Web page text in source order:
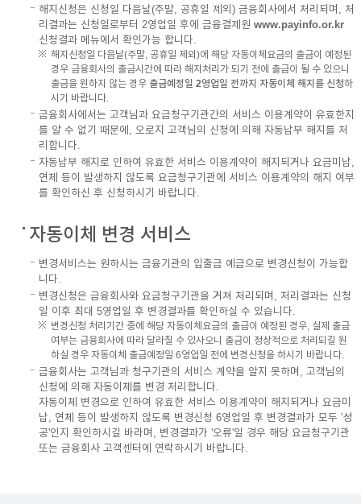
해지신청은 신청일 다음날(주말, 공휴일 제외) 금융회사에서 처리되며, 처
리결과는 신청일로부터 2영업일 후에 금융결제원 www.payinfo.or.kr
신청결과 메뉴에서 확인가능 합니다.
해지신청일 다음날(주말, 공휴일 제외)에 해당 자동이체요금의 출금이 예정된
경우 금융회사의 출금시간에 따라 해지처리가 되기 전에 출금이 될 수 있으니
출금을 원하지 않는 경우 출금예정일 2영업일 전까지 자동이체 해지를 신청하
시기 바랍니다.
금융회사에서는 고객님과 요금청구기관간의 서비스 이용계약이 유효한지
를 알 수 없기 때문에, 오로지 고객님의 신청에 의해 자동납부 해지를 처
리합니다.
자동납부 해지로 인하여 유효한 서비스 이용계약이 해지되거나 요금미납,
연체 등이 발생하지 않도록 요금청구기관에 서비스 이용계약의 해지 여부
를 확인하신 후 신청하시기 바랍니다.
자동이체 변경 서비스
변경서비스는 원하시는 금융기관의 입출금 예금으로 변경신청이 가능합
니다.
변경신청은 금융회사와 요금청구기관을 거쳐 처리되며, 처리결과는 신청
일 이후 최대 5영업일 후 변경결과를 확인하실 수 있습니다.
변경신청 처리기간 중에 해당 자동이체요금의 출금이 예정된 경우, 실제 출금
여부는 금융회사에 따라 달라질 수 있사오니 출금이 정상적으로 처리되길 원
하실 경우 자동이체 출금예정일 6영업일 전에 변경신청을 하시기 바랍니다.
금융회사는 고객님과 청구기관의 서비스 계약을 알지 못하며, 고객님의
신청에 의해 자동이체를 변경 처리합니다.
자동이체 변경으로 인하여 유효한 서비스 이용계약이 해지되거나 요금미
납, 연체 등이 발생하지 않도록 변경신청 6영업일 후 변경결과가 모두 '성
공'인지 확인하시길 바라며, 변경결과가 '오류'일 경우 해당 요금청구기관
또는 금융회사 고객센터에 연락하시기 바랍니다.